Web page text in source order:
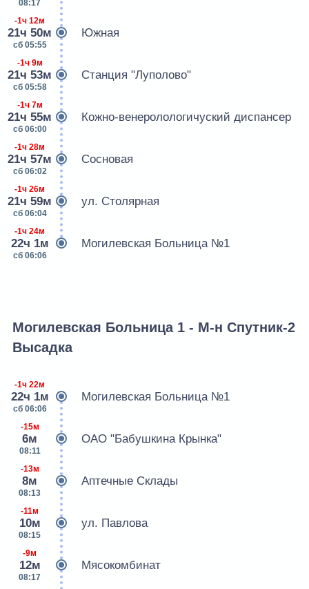
08:17
-1ч 12м
21ч 50м
сб 05:55
Южная
-1ч 9м
21ч 53м
сб 05:58
Станция "Луполово"
-1ч 7м
21ч 55м
сб 06:00
Кожно-венеролологичуский диспансер
-1ч 28м
21ч 57м
сб 06:02
Сосновая
-1ч 26м
21ч 59м
сб 06:04
ул. Столярная
-1ч 24м
22ч 1м
сб 06:06
Могилевская Больница №1
Могилевская Больница 1 - М-н Спутник-2
Высадка
-1ч 22м
22ч 1м
сб 06:06
Могилевская Больница №1
-15м
6м
08:11
ОАО "Бабушкина Крынка"
-13м
8м
08:13
Аптечные Склады
-11м
10м
08:15
ул. Павлова
-9м
12м
08:17
Мясокомбинат